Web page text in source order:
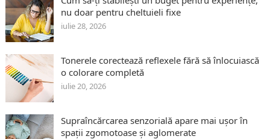
nu doar pentru cheltuieli fixe
iulie 28, 2026
Tonerele corectează reflexele fără să înlocuiască
o colorare completă
iulie 20, 2026
Supraîncărcarea senzorială apare mai ușor în
spații zgomotoase și aglomerate